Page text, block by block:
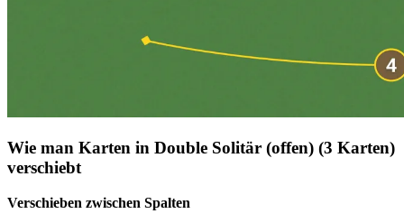
Wie man Karten in Double Solitär (offen) (3 Karten)
verschiebt
Verschieben zwischen Spalten